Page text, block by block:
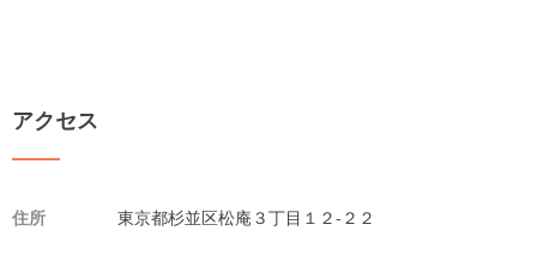
アクセス
住所 東京都杉並区松庵３丁目１２-２２